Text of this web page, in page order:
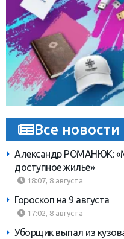
Все новости
Александр РОМАНЮК:
доступное жилье»
18:07, 8 августа
Гороскоп на 9 августа
17:02, 8 августа
Уборщик выпал из